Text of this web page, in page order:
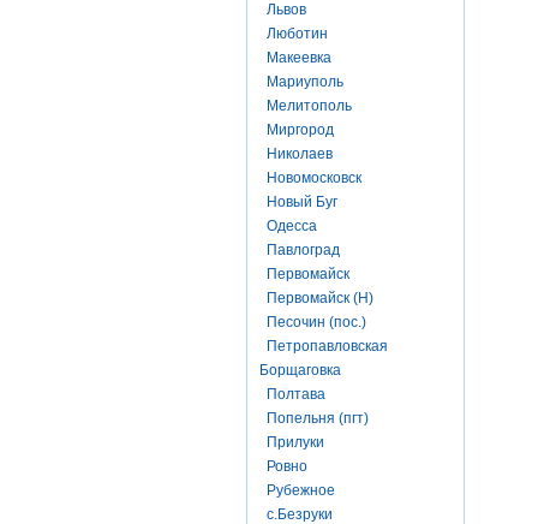
Львов
Люботин
Макеевка
Мариуполь
Мелитополь
Миргород
Николаев
Новомосковск
Новый Буг
Одесса
Павлоград
Первомайск
Первомайск (Н)
Песочин (пос.)
Петропавловская
Борщаговка
Полтава
Попельня (пгт)
Прилуки
Ровно
Рубежное
с.Безруки